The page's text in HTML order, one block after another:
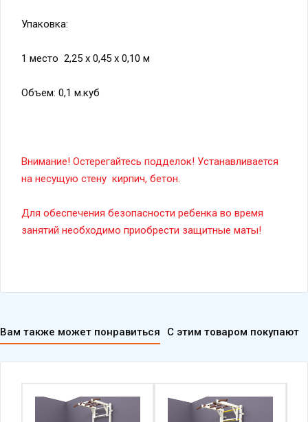
Упаковка:
1 место 2,25 х 0,45 х 0,10 м
Объем: 0,1 м.куб
Внимание! Остерегайтесь подделок! Устанавливается
на несущую стену кирпич, бетон.
Для обеспечения безопасности ребенка во время
занятий необходимо приобрести защитные маты!
Вам также может понравиться С этим товаром покупают